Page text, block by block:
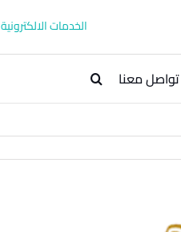
الخدمات الالكترونية
تواصل معنا